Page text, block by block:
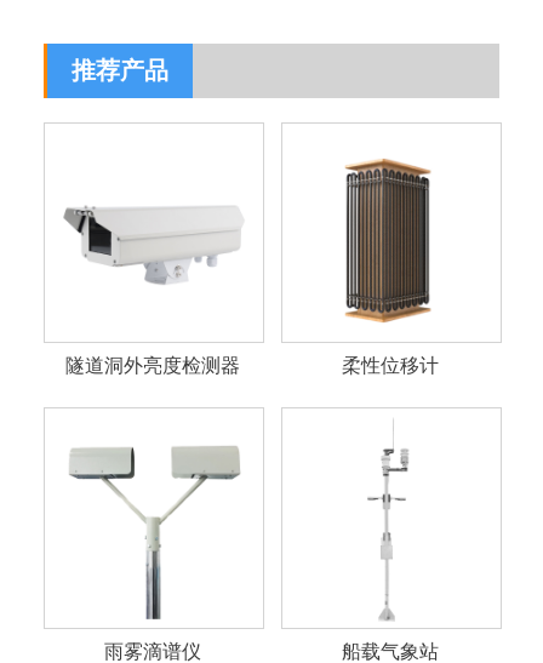
推荐产品
隧道洞外亮度检测器 柔性位移计
雨雾滴谱仪 船载气象站